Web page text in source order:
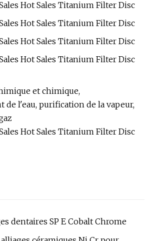
et chimique,
l'eau, purification de la vapeur,
dentaires SP E Cobalt Chrome